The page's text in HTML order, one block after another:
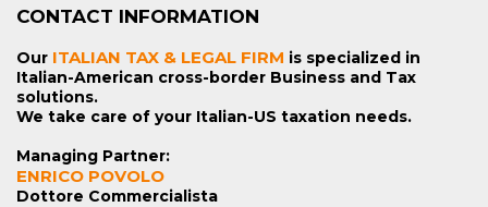
CONTACT INFORMATION
Our ITALIAN TAX & LEGAL FIRM is specialized in
Italian-American cross-border Business and Tax
solutions.
We take care of your Italian-US taxation needs.
Managing Partner:
ENRICO POVOLO
Dottore Commercialista